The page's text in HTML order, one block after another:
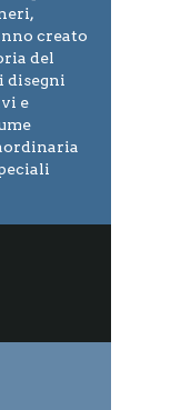
creato
del
disegni
e